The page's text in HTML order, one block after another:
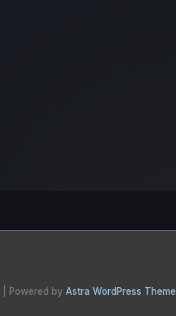
| Powered by Astra WordPress Theme